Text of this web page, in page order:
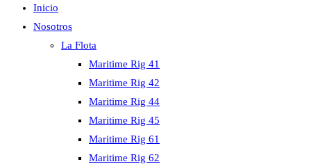
Inicio
Nosotros
La Flota
Maritime Rig 41
Maritime Rig 42
Maritime Rig 44
Maritime Rig 45
Maritime Rig 61
Maritime Rig 62